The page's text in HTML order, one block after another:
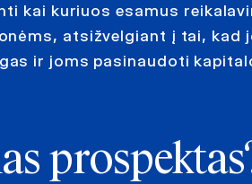
kai kuriuos esamus
atsižvelgiant į tai, kad
ir joms pasinaudoti